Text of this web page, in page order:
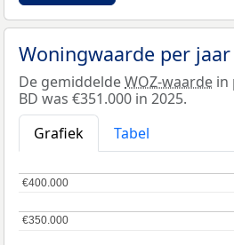
Woningwaarde per jaar
De gemiddeldeWOZ-waarde in
BD was €351.000 in 2025.
Grafiek
Tabel
€350.000
€350.000
€400.000
€400.000